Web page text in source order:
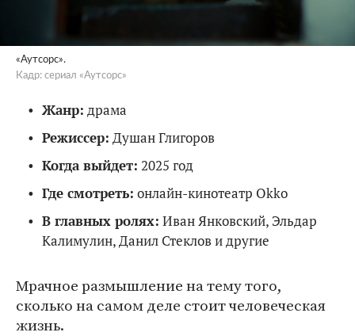
«Аутсорс».
Кадр: сериал «Аутсорс»
Жанр: драма
Режиссер: Душан Глигоров
Когда выйдет: 2025 год
Где смотреть: онлайн-кинотеатр Okko
В главных ролях: Иван Янковский, Эльдар
Калимулин, Данил Стеклов и другие
Мрачное размышление на тему того,
сколько на самом деле стоит человеческая
жизнь.